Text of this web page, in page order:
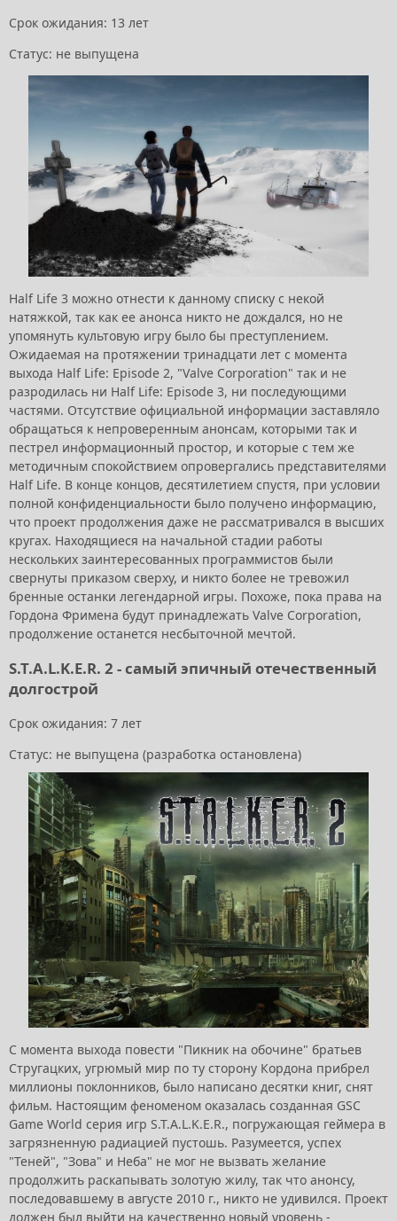
Срок ожидания: 13 лет
Статус: не выпущена
Half Life 3 можно отнести к данному списку с некой
натяжкой, так как ее анонса никто не дождался, но не
упомянуть культовую игру было бы преступлением.
Ожидаемая на протяжении тринадцати лет с момента
выхода Half Life: Episode 2, "Valve Corporation" так и не
разродилась ни Half Life: Episode 3, ни последующими
частями. Отсутствие официальной информации заставляло
обращаться к непроверенным анонсам, которыми так и
пестрел информационный простор, и которые с тем же
методичным спокойствием опровергались представителями
Half Life. В конце концов, десятилетием спустя, при условии
полной конфиденциальности было получено информацию,
что проект продолжения даже не рассматривался в высших
кругах. Находящиеся на начальной стадии работы
нескольких заинтересованных программистов были
свернуты приказом сверху, и никто более не тревожил
бренные останки легендарной игры. Похоже, пока права на
Гордона Фримена будут принадлежать Valve Corporation,
продолжение останется несбыточной мечтой.
S.T.A.L.K.E.R. 2 - самый эпичный отечественный
долгострой
Срок ожидания: 7 лет
Статус: не выпущена (разработка остановлена)
С момента выхода повести "Пикник на обочине" братьев
Стругацких, угрюмый мир по ту сторону Кордона прибрел
миллионы поклонников, было написано десятки книг, снят
фильм. Настоящим феноменом оказалась созданная GSC
Game World серия игр S.T.A.L.K.E.R., погружающая геймера в
загрязненную радиацией пустошь. Разумеется, успех
"Теней", "Зова" и Неба" не мог не вызвать желание
продолжить раскапывать золотую жилу, так что анонсу,
последовавшему в августе 2010 г., никто не удивился. Проект
должен был выйти на качественно новый уровень -